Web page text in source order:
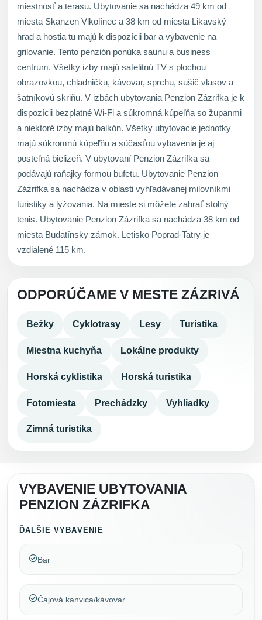
miestnosť a terasu. Ubytovanie sa nachádza 49 km od
miesta Skanzen Vlkolínec a 38 km od miesta Likavský
hrad a hostia tu majú k dispozícii bar a vybavenie na
grilovanie. Tento penzión ponúka saunu a business
centrum. Všetky izby majú satelitnú TV s plochou
obrazovkou, chladničku, kávovar, sprchu, sušič vlasov a
šatníkovú skriňu. V izbách ubytovania Penzion Zázrifka je k
dispozícii bezplatné Wi-Fi a súkromná kúpeľňa so županmi
a niektoré izby majú balkón. Všetky ubytovacie jednotky
majú súkromnú kúpeľňu a súčasťou vybavenia je aj
posteľná bielizeň. V ubytovaní Penzion Zázrifka sa
podávajú raňajky formou bufetu. Ubytovanie Penzion
Zázrifka sa nachádza v oblasti vyhľadávanej milovníkmi
turistiky a lyžovania. Na mieste si môžete zahrať stolný
tenis. Ubytovanie Penzion Zázrifka sa nachádza 38 km od
miesta Budatínsky zámok. Letisko Poprad-Tatry je
vzdialené 115 km.
ODPORÚČAME V MESTE ZÁZRIVÁ
Bežky Cyklotrasy Lesy Turistika
Miestna kuchyňa Lokálne produkty
Horská cyklistika Horská turistika
Fotomiesta Prechádzky Vyhliadky
Zimná turistika
VYBAVENIE UBYTOVANIA
PENZION ZÁZRIFKA
ĎALŠIE VYBAVENIE
Bar
Čajová kanvica/kávovar